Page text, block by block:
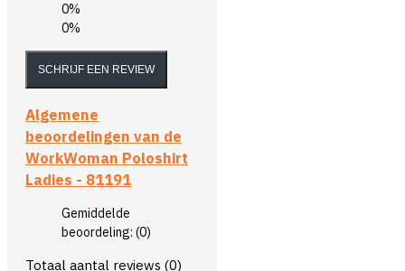
0%
0%
SCHRIJF EEN REVIEW
Algemene
beoordelingen van de
WorkWoman Poloshirt
Ladies - 81191
Gemiddelde
beoordeling: (0)
Totaal aantal reviews (0)